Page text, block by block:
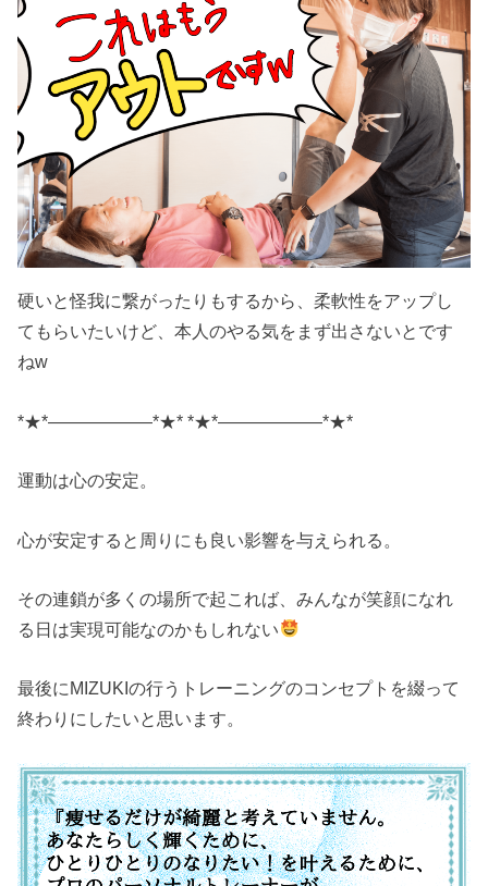
硬いと怪我に繋がったりもするから、柔軟性をアップし
てもらいたいけど、本人のやる気をまず出さないとです
ねw
*★*――――――*★* *★*――――――*★*
運動は心の安定。
心が安定すると周りにも良い影響を与えられる。
その連鎖が多くの場所で起これば、みんなが笑顔になれ
る日は実現可能なのかもしれない
最後にMIZUKIの行うトレーニングのコンセプトを綴って
終わりにしたいと思います。